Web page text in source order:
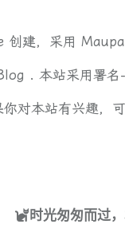
创建，采用
. 本站采用署名
对本站有兴趣，
时光匆匆而过